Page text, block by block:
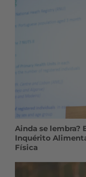
Ainda se lembra?
Inquérito
Física